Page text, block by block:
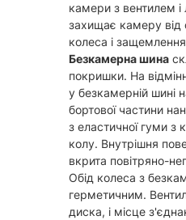
камери з вентилем і
захищає камеру від
колеса і
Безкамерна шина
покришки. На
у безкамерній шині
бортової частини
з еластичної гуми з
колу. Внутрішня
вкрита повітряно-
Обід колеса з
герметичним.
диска, і місце